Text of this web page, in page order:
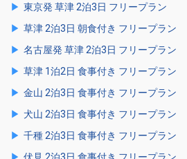
東京発 草津 2泊3日 フリープラン
草津 2泊3日 朝食付き フリープラン
名古屋発 草津 2泊3日 フリープラン
草津 1泊2日 食事付き フリープラン
金山 2泊3日 食事付き フリープラン
犬山 2泊3日 食事付き フリープラン
千種 2泊3日 食事付き フリープラン